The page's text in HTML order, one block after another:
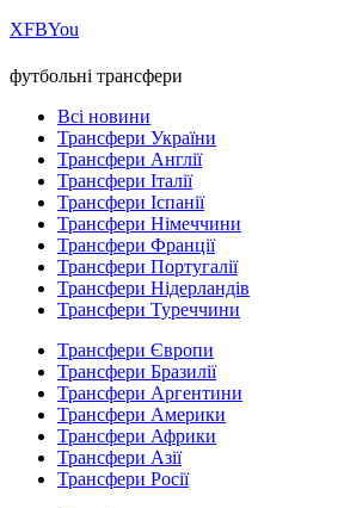
ХFBYou
футбольні трансфери
Всі новини
Трансфери України
Трансфери Англії
Трансфери Італії
Трансфери Іспанії
Трансфери Німеччини
Трансфери Франції
Трансфери Португалії
Трансфери Нідерландів
Трансфери Туреччини
Трансфери Європи
Трансфери Бразилії
Трансфери Аргентини
Трансфери Америки
Трансфери Африки
Трансфери Азії
Трансфери Росії